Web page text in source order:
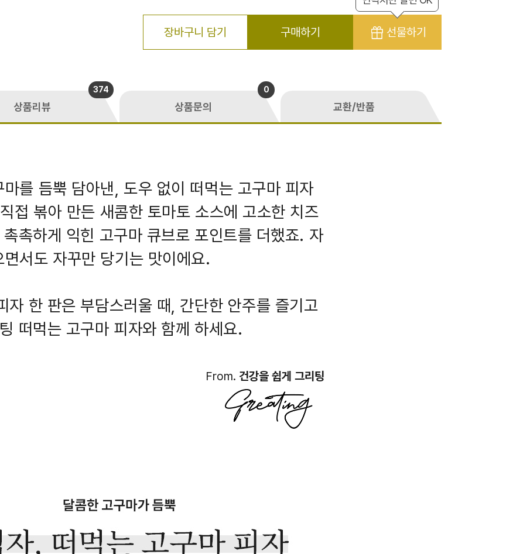
장바구니 담기 구매하기 선물하기
상품리뷰
374
상품문의
0
교환/반품
마를 듬뿍 담아낸, 도우 없이 떠먹는 고구마 피자
접 볶아 만든 새콤한 토마토 소스에 고소한 치즈
촉하게 익힌 고구마 큐브로 포인트를 더했죠. 자
서도 자꾸만 당기는 맛이에요.
자 한 판은 부담스러울 때, 간단한 안주를 즐기고
떠먹는 고구마 피자와 함께 하세요.
From. 건강을 쉽게 그리팅